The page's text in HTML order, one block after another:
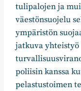
tulipalojen ja
väestönsuojelu
ympäristön
jatkuva
poliisin kanssa
pelastustoimen